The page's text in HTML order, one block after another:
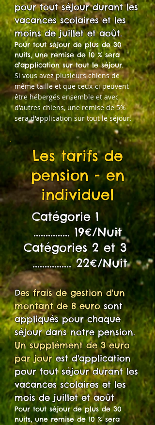
pour tout séjour durant les
vacances scolaires et les
moins de juillet et août.
Pour tout séjour de plus de 30
nuits, une remise de 10 % sera
d'application sur tout le séjour.
Si vous avez plusieurs chiens de
même taille et que ceux-ci peuvent
être hébergés ensemble et avec
d'autres chiens, une remise de 5%
sera d'application sur tout le séjour.
Les tarifs de
pension - en
individuel
Catégorie 1
............... 19€/Nuit
Catégories 2 et 3
................ 22€/Nuit
Des frais de gestion d'un
montant de 8 eurosont
appliqués pour chaque
séjour dans notre pension.
Un supplément de 3 euro
par jourest d'application
pour tout séjour durant les
vacances scolaires et les
mois de juillet et août
Pour tout séjour de plus de 30
nuits, une remise de 10 % sera